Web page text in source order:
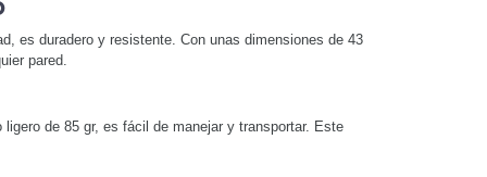
es duradero y resistente. Con unas dimensiones de 43
pared.
de 85 gr, es fácil de manejar y transportar. Este